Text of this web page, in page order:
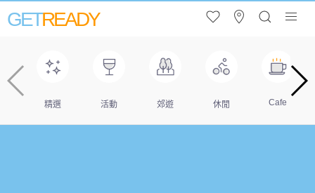
GETREADY
精選 活動 郊遊 休閒 Cafe